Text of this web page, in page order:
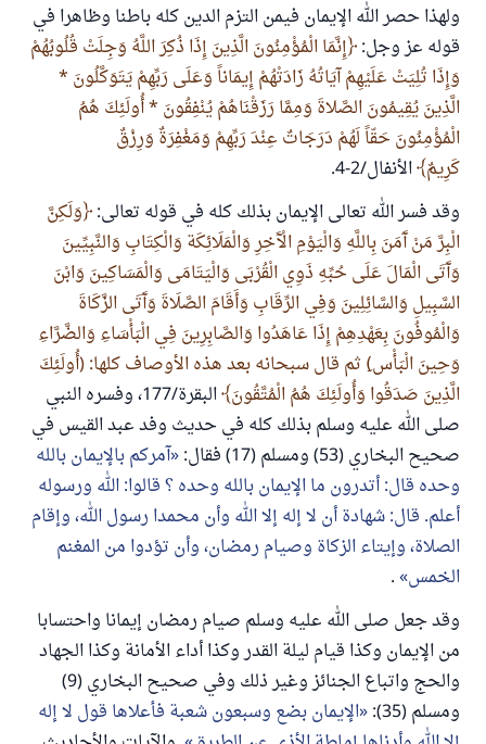
ولهذا حصر الله الإيمان فيمن التزم الدين كله باطنا وظاهرا في
قوله عز وجل: إِنَّمَا الْمُؤْمِنُونَ الَّذِينَ إِذَا ذُكِرَ اللَّهُ وَجِلَتْ قُلُوبُهُمْ
وَإِذَا تُلِيَتْ عَلَيْهِمْ آيَاتُهُ زَادَتْهُمْ إِيمَاناً وَعَلَى رَبِّهِمْ يَتَوَكَّلُونَ *
الَّذِينَ يُقِيمُونَ الصَّلاةَ وَمِمَّا رَزَقْنَاهُمْ يُنْفِقُونَ * أُولَئِكَ هُمُ
الْمُؤْمِنُونَ حَقّاً لَهُمْ دَرَجَاتٌ عِنْدَ رَبِّهِمْ وَمَغْفِرَةٌ وَرِزْقٌ
كَرِيمٌ الأنفال/2-4.
وقد فسر الله تعالى الإيمان بذلك كله في قوله تعالى: وَلَكِنَّ
الْبِرَّ مَنْ آَمَنَ بِاللَّهِ وَالْيَوْمِ الْآَخِرِ وَالْمَلَائِكَة وَالْكِتَابِ وَالنَّبِيِّينَ
وَآَتَى الْمَالَ عَلَى حُبِّهِ ذَوِي الْقُرْبَى وَالْيَتَامَى وَالْمَسَاكِينَ وَابْنَ
السَّبِيلِ وَالسَّائِلِينَ وَفِي الرِّقَابِ وَأَقَامَ الصَّلَاةَ وَآَتَى الزَّكَاةَ
وَالْمُوفُونَ بِعَهْدِهِمْ إِذَا عَاهَدُوا وَالصَّابِرِينَ فِي الْبَأْسَاءِ وَالضَّرَّاءِ
وَحِينَ الْبَأْس)ِ ثم قال سبحانه بعد هذه الأوصاف كلها: (أُولَئِكَ
الَّذِينَ صَدَقُوا وَأُولَئِكَ هُمُ الْمُتَّقُونَ
البقرة/177، وفسره النبي
صلى الله عليه وسلم بذلك كله في حديث وفد عبد القيس في
صحيح البخاري (53) ومسلم (17) فقال:
آمركم بالإيمان بالله
وحده قال: أتدرون ما الإيمان بالله وحده ؟ قالوا: الله ورسوله
أعلم. قال: شهادة أن لا إله إلا الله وأن محمدا رسول الله، وإقام
الصلاة، وإيتاء الزكاة وصيام رمضان، وأن تؤدوا من المغنم
الخمس .
وقد جعل صلى الله عليه وسلم صيام رمضان إيمانا واحتسابا
من الإيمان وكذا قيام ليلة القدر وكذا أداء الأمانة وكذا الجهاد
والحج واتباع الجنائز وغير ذلك وفي صحيح البخاري (9)
ومسلم (35):
الإيمان بضع وسبعون شعبة فأعلاها قول لا إله